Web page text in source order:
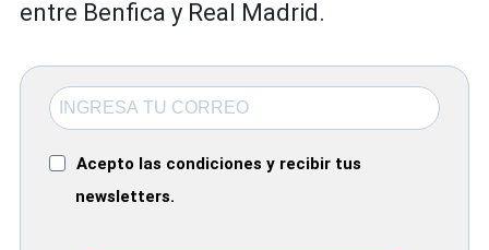
entre Benfica y Real Madrid.
Acepto las condiciones y recibir tus
newsletters.